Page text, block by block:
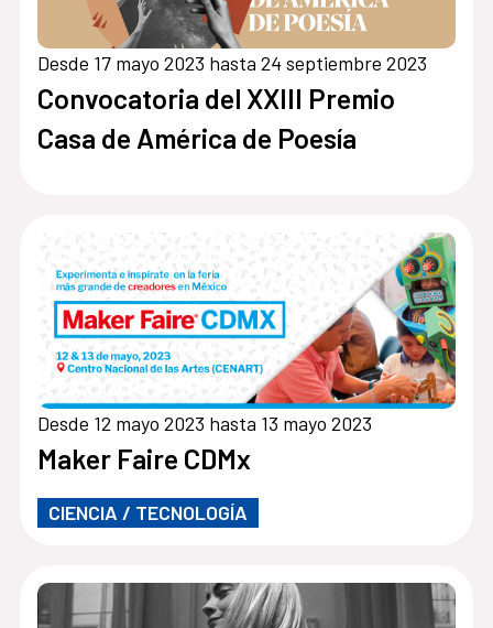
Desde 17 mayo 2023 hasta 24 septiembre 2023
Convocatoria del XXIII Premio
Casa de América de Poesía
Desde 12 mayo 2023 hasta 13 mayo 2023
Maker Faire CDMx
CIENCIA / TECNOLOGÍA